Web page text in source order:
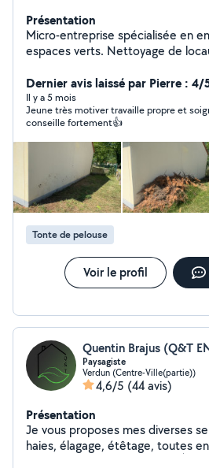
Présentation
Micro-entreprise spécialisée en
espaces verts. Nettoyage de
entretien de jardins. Service
Dernier avis laissé par Pierre : 4/
Il y a 5 mois
Jeune très motiver travaille propre et
conseille fortement👍
Tonte de pelouse
Voir le profil
Quentin Brajus (Q&T
Paysagiste
Verdun (Centre-Ville(partie))
4,6/5 (44 avis)
Présentation
Je vous proposes mes diverses
haies, élagage, étêtage, toutes